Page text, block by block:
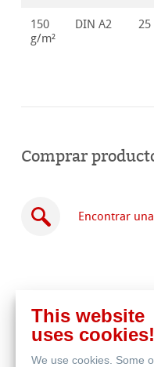
150
g/m²
DIN A2 25
Comprar
Encontrar
Comprar
en
línea
This website
uses cookies!
We use cookies. Some